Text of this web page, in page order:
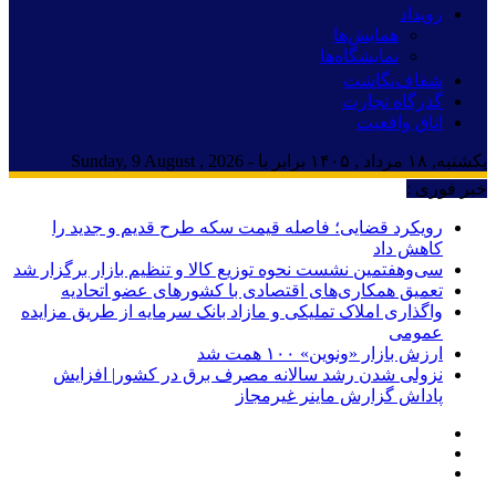
رویداد
همایش‌ها
نمایشگاه‌ها
شفاف‌نگاشت
گذرگاه تجارت
اتاق واقعیت
یکشنبه, ۱۸ مرداد , ۱۴۰۵ برابر با - Sunday, 9 August , 2026
خبر فوری :
رویکرد قضایی؛ فاصله قیمت سکه طرح قدیم و جدید را
کاهش داد
سی‌و‌هفتمین نشست نحوه توزیع کالا و تنظیم بازار برگزار شد
تعمیق همکاری‌های اقتصادی با کشورهای عضو اتحادیه
واگذاری املاک تملیکی و مازاد بانک سرمایه از طریق مزایده
عمومی
ارزش بازار «ونوین» ۱۰۰ همت شد
نزولی شدن رشد سالانه مصرف برق در کشور| افزایش
پاداش گزارش ماینر غیرمجاز